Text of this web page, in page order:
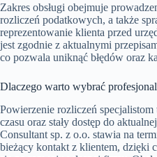
Zakres obsługi obejmuje
rozliczeń podatkowych, a także
reprezentowanie klienta przed
jest zgodnie z aktualnymi
co pozwala uniknąć błędów oraz
Dlaczego warto wybrać
Powierzenie rozliczeń
czasu oraz stały dostęp do
Consultant sp. z o.o. stawia na
bieżący kontakt z klientem, dzięki